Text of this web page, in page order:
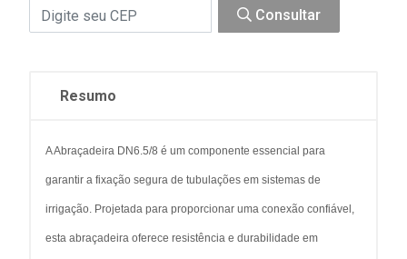
Consultar
Resumo
A Abraçadeira DN6.5/8 é um componente essencial para
garantir a fixação segura de tubulações em sistemas de
irrigação. Projetada para proporcionar uma conexão confiável,
esta abraçadeira oferece resistência e durabilidade em